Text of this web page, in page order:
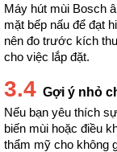
Máy hút mùi Bosch
mặt bếp nấu để đạt
nên đo trước kích
cho việc lắp đặt.
3.4 Gợi ý nhỏ
Nếu bạn yêu thích
biến mùi hoặc điều
thẩm mỹ cho không